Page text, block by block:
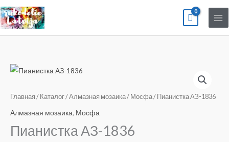
Перейти
к
содержимому
Главная / Каталог/Алмазная мозаика/ Мосфа/ Пианистка АЗ-1836
Алмазная мозаика, Мосфа
Пианистка АЗ-1836
Количество
Пианистка
АЗ-1836